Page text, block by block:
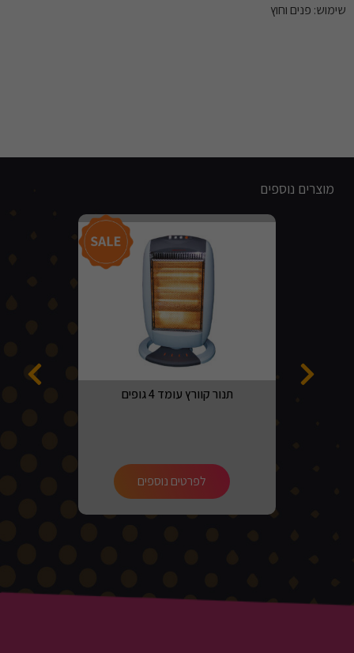
שימוש: פנים וחוץ
מוצרים נוספים
תנור קוורץ עומד 4 גופים
לפרטים נוספים